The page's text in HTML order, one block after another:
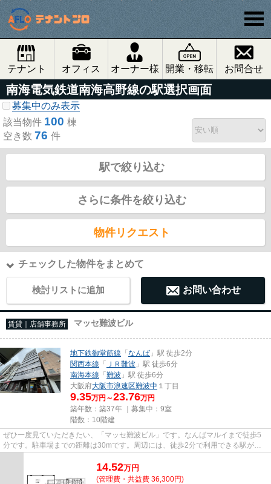
テナント オフィス オーナー様 開業・移転 お問合せ
南海電気鉄道南海高野線の駅選択画面
募集中のみ表示
該当物件 100 棟
空き数 76 件
駅で絞り込む
さらに条件を絞り込む
物件リクエスト
チェックした物件をまとめて
検討リストに追加 お問い合わせ
賃貸｜店舗事務所 マッセ難波ビル
地下鉄御堂筋線 「なんば 」駅 徒歩2分
関西本線 「 ＪＲ難波 」駅 徒歩6分
南海本線 「難波 」駅 徒歩6分
大阪府大阪市浪速区難波中 １丁目
9.35万円～23.76万円
築年数：築37年 ｜募集中： 9室
階数：10階建
ぜひ一度見ていただきたい、「マッセ難波ビル」です。なんばマルイまで徒歩5
分です。駐車場までの距離は30mです。周辺には、徒歩2分で利用できる駅があ
ります。10階建てで、街並みに溶...
14.52万円
(管理費・共益費 36,300円)